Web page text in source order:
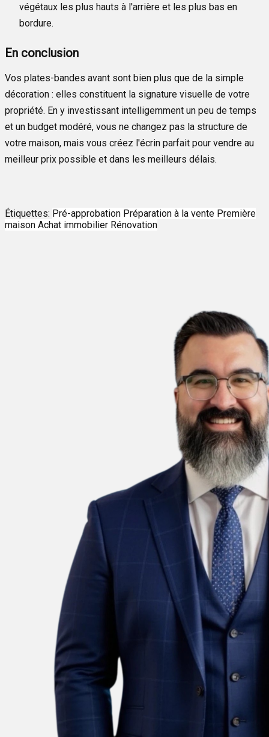
végétaux les plus hauts à l'arrière et les plus bas en
bordure.
En conclusion
Vos plates-bandes avant sont bien plus que de la simple
décoration : elles constituent la signature visuelle de votre
propriété. En y investissant intelligemment un peu de temps
et un budget modéré, vous ne changez pas la structure de
votre maison, mais vous créez l'écrin parfait pour vendre au
meilleur prix possible et dans les meilleurs délais.
Étiquettes: Pré-approbation Préparation à la vente Première
maison Achat immobilier Rénovation